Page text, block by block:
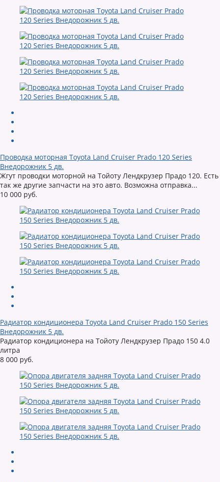
Проводка моторная Toyota Land Cruiser Prado 120 Series
Внедорожник 5 дв.
Жгут проводки моторной на Тойоту Лендкрузер Прадо 120. Есть
так же другие запчасти на это авто. Возможна отправка...
10 000 руб.
Радиатор кондиционера Toyota Land Cruiser Prado 150 Series
Внедорожник 5 дв.
Радиатор кондиционера на Тойоту Лендкрузер Прадо 150 4.0
литра
8 000 руб.